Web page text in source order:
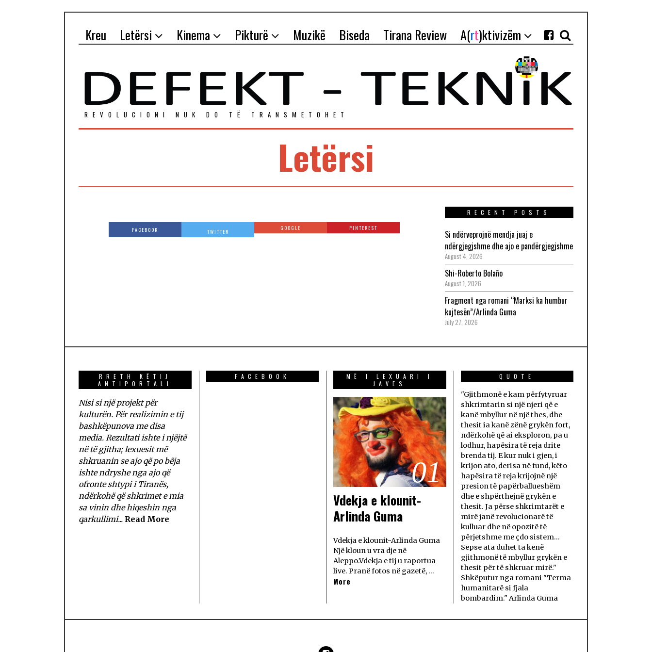
Kreu Letërsi Kinema Pikturë Muzikë Biseda Tirana Review A(rt)ktivizëm
REVOLUCIONI NUK DO TЁ TRANSMETOHET
Letërsi
FACEBOOK TWITTER
GOOGLE PINTEREST
RECENT POSTS
Si ndërveprojnë mendja juaj e
ndërgjegjshme dhe ajo e pandërgjegjshme
August 4, 2026
Shi-Roberto Bolaño
August 1, 2026
Fragment nga romani “Marksi ka humbur
kujtesën”/Arlinda Guma
July 27, 2026
RRETH KËTIJ
ANTIPORTALI
Nisi si një projekt për
kulturën. Për realizimin e tij
bashkëpunova me disa
media. Rezultati ishte i njëjtë
në të gjitha; lexuesit më
shkruanin se ajo që po bëja
ishte ndryshe nga ajo që
ofronte shtypi i Tiranës,
ndërkohë që shkrimet e mia
sa vinin dhe hiqeshin nga
qarkullimi... Read More
FACEBOOK
MË I LEXUARI I
JAVES
01
Vdekja e klounit-
Arlinda Guma
Vdekja e klounit-Arlinda Guma
Një kloun u vra dje në
Aleppo.Vdekja e tij u raportua
live. Pranë fotos në gazetë, …
More
QUOTE
"Gjithmonë e kam përfytyruar
shkrimtarin si një njeri që e
kanë mbyllur në një thes, dhe
thesit ia kanë zënë grykën fort,
ndërkohë që ai eksploron, pa u
lodhur, hapësira të reja drite
brenda tij. E kur nuk i gjen, i
krijon ato, derisa në fund, këto
hapësira të reja krijojnë një
presion të papërballueshëm
dhe e shpërthejnë grykën e
thesit. Ja përse shkrimtarët e
mirë janë revolucionarë të
kulluar dhe në opozitë të
përjetshme me çdo sistem...
Sepse ata duhet ta kenë
gjithmonë të mbyllur grykën e
thesit për të shkruar mirë."
Shkëputur nga romani "Terma
humanitarë si fjala
bombardim." Arlinda Guma